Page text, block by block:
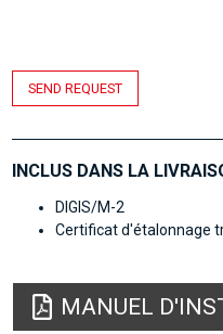
SEND REQUEST
INCLUS DANS LA
DIGIS/M-2
Certificat d'étalonnage
MANUEL